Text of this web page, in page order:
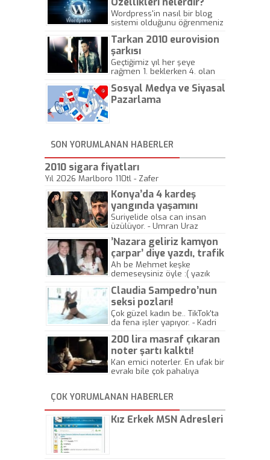
Wordpress'in nasıl bir blog
sistemi olduğunu öğrenmeniz
Tarkan 2010 eurovision
şarkısı
Geçtiğimiz yıl her şeye
rağmen 1. beklerken 4. olan
gösterisinin bu yarışmada
önemli olmadığını anlamıştır.
Sosyal Medya ve Siyasal
Pazarlama
SON YORUMLANAN HABERLER
2010 sigara fiyatları
Yıl 2026 Marlboro 110tl - Zafer
Konya’da 4 kardeş
yangında yaşamını
yitirdi
Suriyelide olsa can insan
üzülüyor. - Umran Uraz
’Nazara geliriz kamyon
çarpar’ diye yazdı, trafik
kazasında öldü!
Ah be Mehmet keşke
demeseysiniz öyle :( yazık
Claudia Sampedro’nun
seksi pozları!
Çok güzel kadın be.. TikTok'ta
da fena işler yapıyor. - Kadri
200 lira masraf çıkaran
noter şartı kalktı!
Kan emici noterler. En ufak bir
evrakı bile çok pahalıya
kaptırıyorsunuz. - Kayhan
Gezenti
ÇOK YORUMLANAN HABERLER
Kız Erkek MSN Adresleri